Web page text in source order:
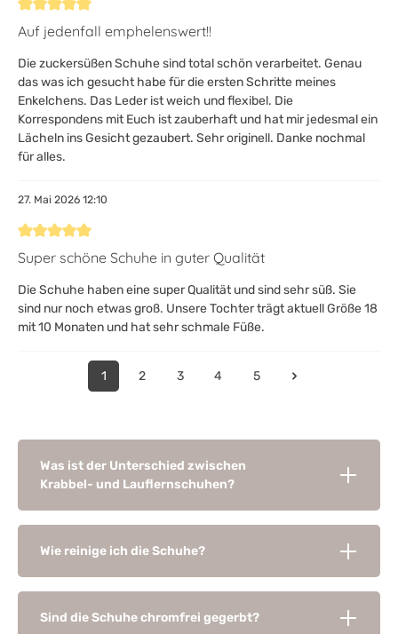
Bewertung mit 5 von 5 Sternen
Auf jedenfall emphelenswert!!
Die zuckersüßen Schuhe sind total schön verarbeitet. Genau
das was ich gesucht habe für die ersten Schritte meines
Enkelchens. Das Leder ist weich und flexibel. Die
Korrespondens mit Euch ist zauberhaft und hat mir jedesmal ein
Lächeln ins Gesicht gezaubert. Sehr originell. Danke nochmal
für alles.
27. Mai 2026 12:10
Bewertung mit 5 von 5 Sternen
Super schöne Schuhe in guter Qualität
Die Schuhe haben eine super Qualität und sind sehr süß. Sie
sind nur noch etwas groß. Unsere Tochter trägt aktuell Größe 18
mit 10 Monaten und hat sehr schmale Füße.
1 2 3 4 5
Was ist der Unterschied zwischen
Krabbel- und Lauflernschuhen?
Wie reinige ich die Schuhe?
Sind die Schuhe chromfrei gegerbt?